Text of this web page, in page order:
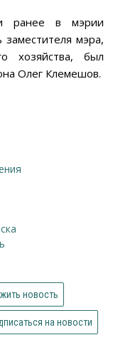
ранее в мэрии
мэра,
хозяйства, был
Олег Клемешов.
новость
на новости